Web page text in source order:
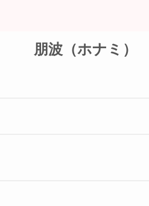
朋波（ホナミ）